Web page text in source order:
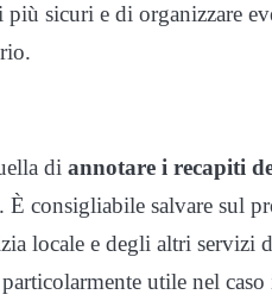
più sicuri e di organizzare
di annotare i recapiti
. È consigliabile salvare sul
locale e degli altri servizi
utile nel